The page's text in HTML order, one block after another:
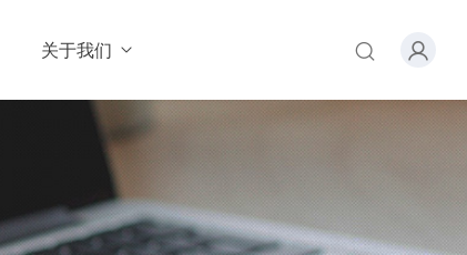
关于我们